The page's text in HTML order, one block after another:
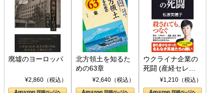
廃墟のヨーロッパ
¥2,860（税込）
北方領土を知るた
めの63章
¥2,640（税込）
ウクライナ企業の
死闘 (産経セレク
ト S 039)¥1,210（税込）